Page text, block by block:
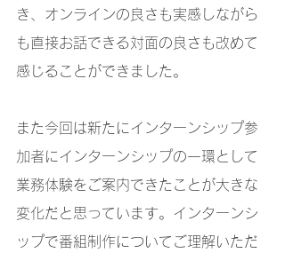
き、オンラインの良さも実感しながら
も直接お話できる対面の良さも改めて
感じることができました。
また今回は新たにインターンシップ参
加者にインターンシップの一環として
業務体験をご案内できたことが大きな
変化だと思っています。インターンシ
ップで番組制作についてご理解いただ